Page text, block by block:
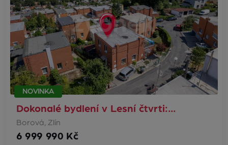
NOVINKA
Dokonalé bydlení v Lesní čtvrti:…
Borová, Zlín
6 999 990 Kč